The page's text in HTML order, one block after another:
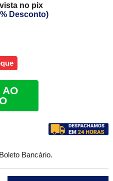
no pix
Desconto)
AO
Bancário.